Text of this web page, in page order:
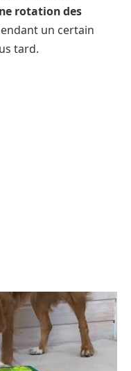
rotation des
un certain
tard.